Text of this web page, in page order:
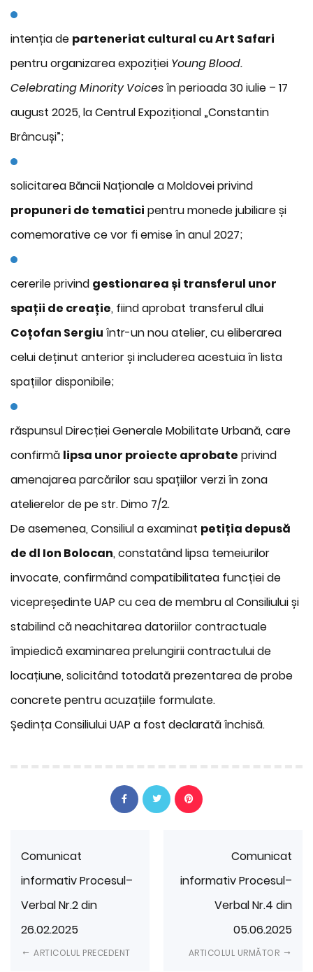
intenția de parteneriat cultural cu Art Safari
pentru organizarea expoziției Young Blood.
Celebrating Minority Voicesîn perioada 30 iulie – 17
august 2025, la Centrul Expozițional „Constantin
Brâncuși”;
solicitarea Băncii Naționale a Moldovei privind
propuneri de tematici pentru monede jubiliare și
comemorative ce vor fi emise în anul 2027;
cererile privind gestionarea și transferul unor
spații de creație, fiind aprobat transferul dlui
Coțofan Sergiu într-un nou atelier, cu eliberarea
celui deținut anterior și includerea acestuia în lista
spațiilor disponibile;
răspunsul Direcției Generale Mobilitate Urbană, care
confirmă lipsa unor proiecte aprobate privind
amenajarea parcărilor sau spațiilor verzi în zona
atelierelor de pe str. Dimo 7/2.
De asemenea, Consiliul a examinat petiția depusă
de dl Ion Bolocan, constatând lipsa temeiurilor
invocate, confirmând compatibilitatea funcției de
vicepreședinte UAP cu cea de membru al Consiliului și
stabilind că neachitarea datoriilor contractuale
împiedică examinarea prelungirii contractului de
locațiune, solicitând totodată prezentarea de probe
concrete pentru acuzațiile formulate.
Ședința Consiliului UAP a fost declarată închisă.
Comunicat
informativ Procesul–
Verbal Nr.2 din
26.02.2025
ARTICOLUL PRECEDENT
Comunicat
informativ Procesul–
Verbal Nr.4 din
05.06.2025
ARTICOLUL URMĂTOR